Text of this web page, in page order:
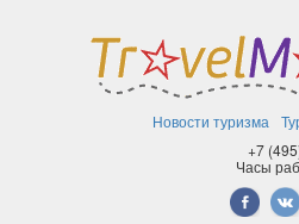
Новости туризма
+7
Часы